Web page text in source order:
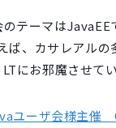
テーマはJavaEE
ば、カサレアルの
にお邪魔させて
ユーザ会様主催